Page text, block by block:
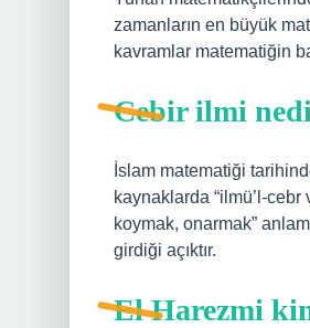
zamanların en büyük
kavramlar matematiğin
Cebir ilmi
İslam matematiği
kaynaklarda “ilmü’l-cebr
koymak, onarmak”
girdiği açıktır.
El Harezmi